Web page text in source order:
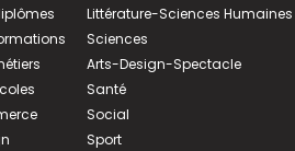
Littérature-Sciences Humaines
Sciences
Arts-Design-Spectacle
Santé
Social
Sport